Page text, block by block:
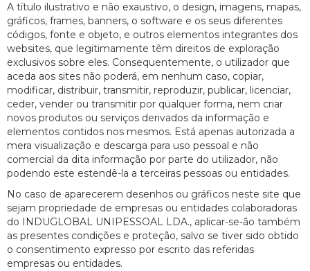
A título ilustrativo e não exaustivo, o design, imagens, mapas,
gráficos, frames, banners, o software e os seus diferentes
códigos, fonte e objeto, e outros elementos integrantes dos
websites, que legitimamente têm direitos de exploração
exclusivos sobre eles. Consequentemente, o utilizador que
aceda aos sites não poderá, em nenhum caso, copiar,
modificar, distribuir, transmitir, reproduzir, publicar, licenciar,
ceder, vender ou transmitir por qualquer forma, nem criar
novos produtos ou serviços derivados da informação e
elementos contidos nos mesmos. Está apenas autorizada a
mera visualização e descarga para uso pessoal e não
comercial da dita informação por parte do utilizador, não
podendo este estendê-la a terceiras pessoas ou entidades.
No caso de aparecerem desenhos ou gráficos neste site que
sejam propriedade de empresas ou entidades colaboradoras
do INDUGLOBAL UNIPESSOAL LDA., aplicar-se-ão também
as presentes condições e proteção, salvo se tiver sido obtido
o consentimento expresso por escrito das referidas
empresas ou entidades.